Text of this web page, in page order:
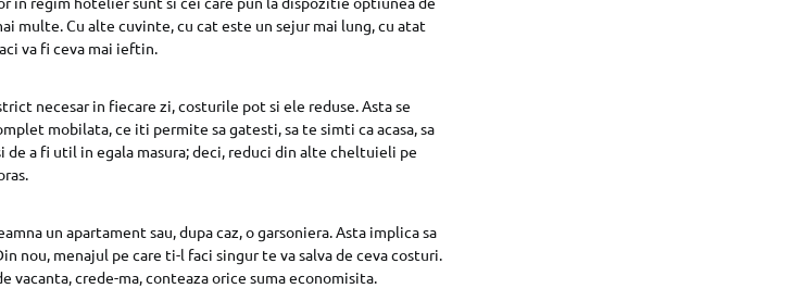
multe. Cu alte cuvinte, cu cat este un sejur mai lung, cu atat
va fi ceva mai ieftin.
necesar in fiecare zi, costurile pot si ele reduse. Asta se
mobilata, ce iti permite sa gatesti, sa te simti ca acasa, sa
a fi util in egala masura; deci, reduci din alte cheltuieli pe
un apartament sau, dupa caz, o garsoniera. Asta implica sa
nou, menajul pe care ti-l faci singur te va salva de ceva costuri.
crede-ma, conteaza orice suma economisita.